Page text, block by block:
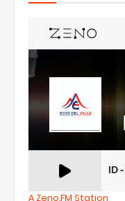
A Zeno.FM Station